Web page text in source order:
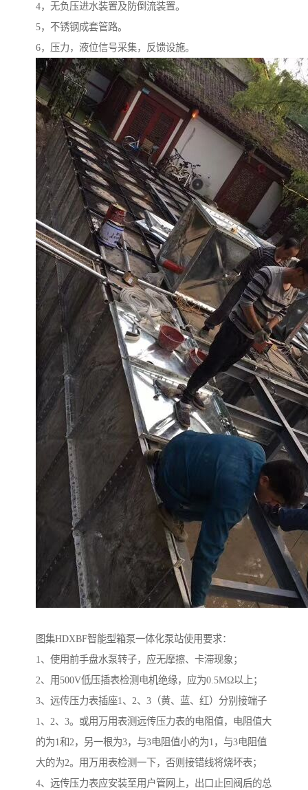
4，无负压进水装置及防倒流装置。
5，不锈钢成套管路。
6，压力，液位信号采集，反馈设施。
图集HDXBF智能型箱泵一体化泵站使用要求：
1、使用前手盘水泵转子，应无摩擦、卡滞现象；
2、用500V低压插表检测电机绝缘，应为0.5MΩ以上；
3、远传压力表插座1、2、3（黄、蓝、红）分别接端子
1、2、3。或用万用表测远传压力表的电阻值，电阻值大
的为1和2，另一根为3，与3电阻值小的为1，与3电阻值
大的为2。用万用表检测一下，否则接错线将烧坏表；
4、远传压力表应安装至用户管网上，出口止回阀后的总